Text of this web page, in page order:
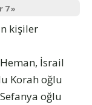
7 »
kişiler
İsrail
Korah oğlu
oğlu